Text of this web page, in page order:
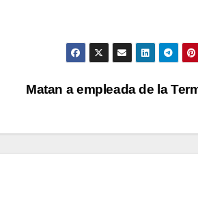
Matan a empleada de la